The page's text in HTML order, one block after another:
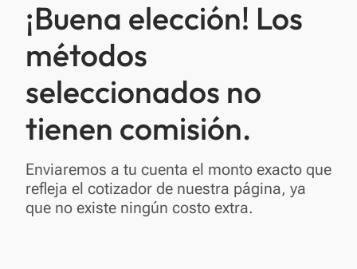
¡Buena elección! Los
métodos
seleccionados no
tienen comisión.
Enviaremos a tu cuenta el monto exacto que
refleja el cotizador de nuestra página, ya
que no existe ningún costo extra.